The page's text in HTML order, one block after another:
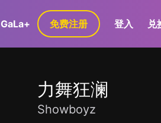
GaLa+ 免费注册 登入 兑
力舞狂澜
Showboyz